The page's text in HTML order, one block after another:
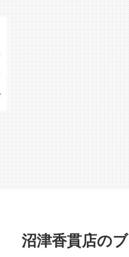
沼津香貫店の